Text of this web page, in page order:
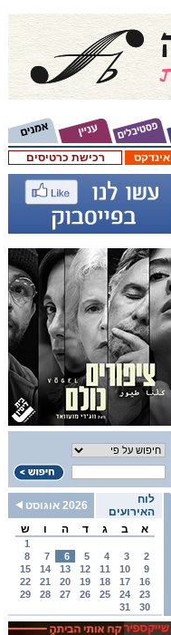
רכישת כרטיסים אינדקס
לוח
האירועים
2026 אוגוסט
א
ב ג ד ה ו ש
1
2
3
4
5
6
7
8
9
10
11
12
13
14
15
16
17
18
19
20
21
22
23
24
25
26
27
28
29
30
31